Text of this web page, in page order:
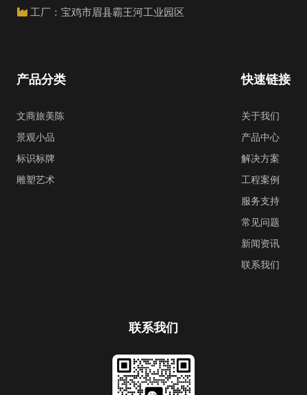
工厂：宝鸡市眉县霸王河工业园区
快速链接
关于我们
产品中心
解决方案
工程案例
服务支持
常见问题
新闻资讯
联系我们
产品分类
文商旅美陈
景观小品
标识标牌
雕塑艺术
联系我们